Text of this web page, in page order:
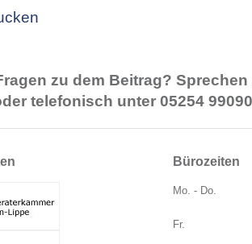
zu dem Beitrag?
telefonisch unter 05254
Bürozeiten
Mo. - Do.
Fr.